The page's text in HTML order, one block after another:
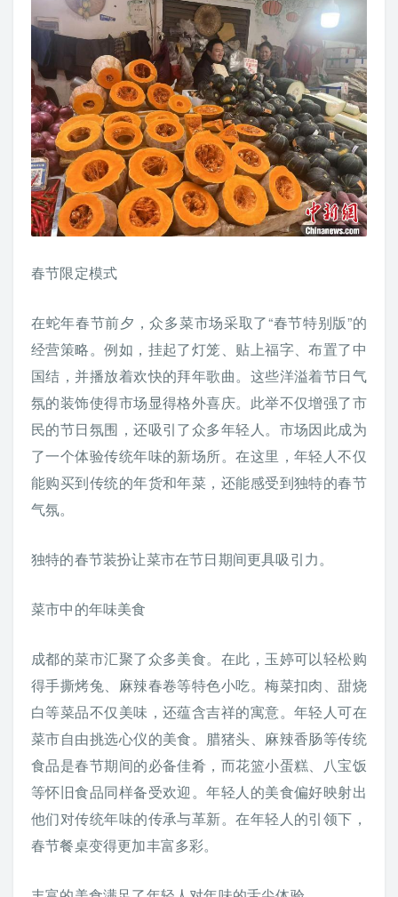
春节限定模式
在蛇年春节前夕，众多菜市场采取了“春节特别版”的
经营策略。例如，挂起了灯笼、贴上福字、布置了中
国结，并播放着欢快的拜年歌曲。这些洋溢着节日气
氛的装饰使得市场显得格外喜庆。此举不仅增强了市
民的节日氛围，还吸引了众多年轻人。市场因此成为
了一个体验传统年味的新场所。在这里，年轻人不仅
能购买到传统的年货和年菜，还能感受到独特的春节
气氛。
独特的春节装扮让菜市在节日期间更具吸引力。
菜市中的年味美食
成都的菜市汇聚了众多美食。在此，玉婷可以轻松购
得手撕烤兔、麻辣春卷等特色小吃。梅菜扣肉、甜烧
白等菜品不仅美味，还蕴含吉祥的寓意。年轻人可在
菜市自由挑选心仪的美食。腊猪头、麻辣香肠等传统
食品是春节期间的必备佳肴，而花篮小蛋糕、八宝饭
等怀旧食品同样备受欢迎。年轻人的美食偏好映射出
他们对传统年味的传承与革新。在年轻人的引领下，
春节餐桌变得更加丰富多彩。